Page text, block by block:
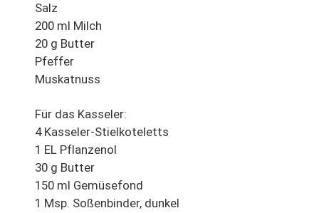
Salz
200 ml Milch
20 g Butter
Pfeffer
Muskatnuss
Für das Kasseler:
4 Kasseler-Stielkoteletts
1 EL Pflanzenol
30 g Butter
150 ml Gemüsefond
1 Msp. Soßenbinder, dunkel